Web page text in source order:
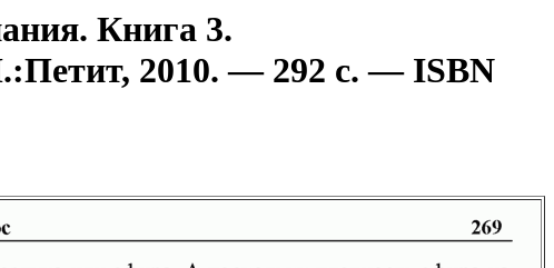
Книга 3.
2010. — 292 с. — ISBN